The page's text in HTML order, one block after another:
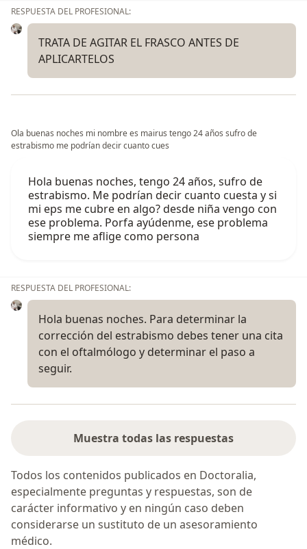
RESPUESTA DEL PROFESIONAL:
TRATA DE AGITAR EL FRASCO ANTES DE
APLICARTELOS
Ola buenas noches mi nombre es mairus tengo 24 años sufro de
estrabismo me podrían decir cuanto cues
Hola buenas noches, tengo 24 años, sufro de
estrabismo. Me podrían decir cuanto cuesta y si
mi eps me cubre en algo? desde niña vengo con
ese problema. Porfa ayúdenme, ese problema
siempre me aflige como persona
RESPUESTA DEL PROFESIONAL:
Hola buenas noches. Para determinar la
corrección del estrabismo debes tener una cita
con el oftalmólogo y determinar el paso a
seguir.
Muestra todas las respuestas
Todos los contenidos publicados en Doctoralia,
especialmente preguntas y respuestas, son de
carácter informativo y en ningún caso deben
considerarse un sustituto de un asesoramiento
médico.